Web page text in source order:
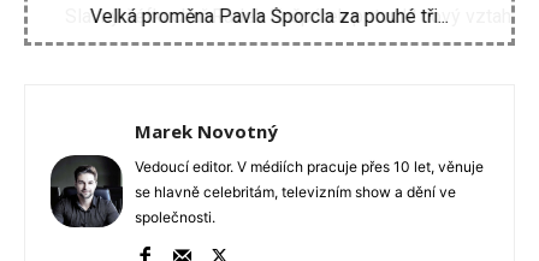
Slavný šéfkuchař Radek Kašpárek potvrdil nový vztah...
Marek Novotný
Vedoucí editor. V médiích pracuje přes 10 let, věnuje
se hlavně celebritám, televizním show a dění ve
společnosti.